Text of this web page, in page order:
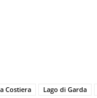
Costiera Lago di Garda